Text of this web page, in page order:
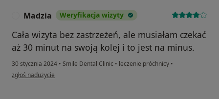
Madzia Weryfikacja wizyty
Cała wizyta bez zastrzeżeń, ale musiałam czekać
aż 30 minut na swoją kolej i to jest na minus.
30 stycznia 2024 • Smile Dental Clinic • leczenie próchnicy •
w opinii użytkownika Madzia
zgłoś nadużycie